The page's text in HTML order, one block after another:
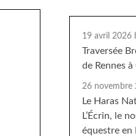
19 avril 2026
Traversée
de Rennes à
26 novembre
Le Haras
L’Écrin, le
équestre en